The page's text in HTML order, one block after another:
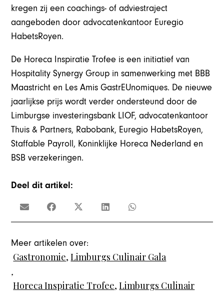
kregen zij een coachings- of adviestraject
aangeboden door advocatenkantoor Euregio
HabetsRoyen.
De Horeca Inspiratie Trofee is een initiatief van
Hospitality Synergy Group in samenwerking met BBB
Maastricht en Les Amis GastrEUnomiques. De nieuwe
jaarlijkse prijs wordt verder ondersteund door de
Limburgse investeringsbank LIOF, advocatenkantoor
Thuis & Partners, Rabobank, Euregio HabetsRoyen,
Staffable Payroll, Koninklijke Horeca Nederland en
BSB verzekeringen.
Deel dit artikel:
Meer artikelen over:
Gastronomie,Limburgs Culinair Gala
,
Horeca Inspiratie Trofee,Limburgs Culinair